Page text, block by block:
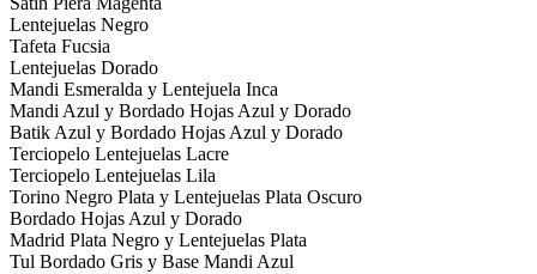
Lentejuelas Negro
Tafeta Fucsia
Lentejuelas Dorado
Mandi Esmeralda y Lentejuela Inca
Mandi Azul y Bordado Hojas Azul y Dorado
Batik Azul y Bordado Hojas Azul y Dorado
Terciopelo Lentejuelas Lacre
Terciopelo Lentejuelas Lila
Torino Negro Plata y Lentejuelas Plata Oscuro
Bordado Hojas Azul y Dorado
Madrid Plata Negro y Lentejuelas Plata
Tul Bordado Gris y Base Mandi Azul